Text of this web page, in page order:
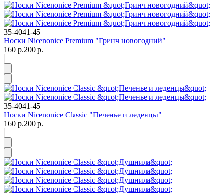
35-4041-45
Носки Nicenonice Premium "Гринч новогодний"
160 р.200 р.
35-4041-45
Носки Nicenonice Classic "Печенье и леденцы"
160 р.200 р.